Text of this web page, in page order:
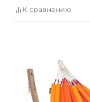
К сравнению